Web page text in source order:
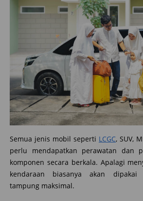
Semua jenis mobil seperti LCGC, SUV,
perlu mendapatkan perawatan dan
komponen secara berkala. Apalagi
kendaraan biasanya akan dipakai
tampung maksimal.